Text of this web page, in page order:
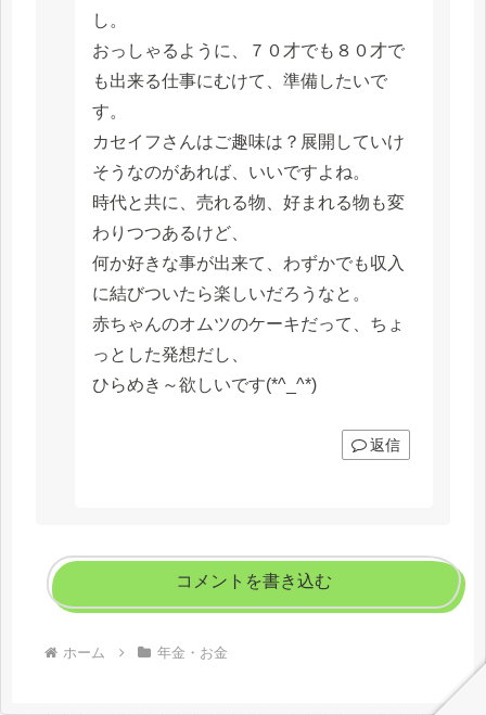
し。
おっしゃるように、７０才でも８０才で
も出来る仕事にむけて、準備したいで
す。
カセイフさんはご趣味は？展開していけ
そうなのがあれば、いいですよね。
時代と共に、売れる物、好まれる物も変
わりつつあるけど、
何か好きな事が出来て、わずかでも収入
に結びついたら楽しいだろうなと。
赤ちゃんのオムツのケーキだって、ちょ
っとした発想だし、
ひらめき～欲しいです(*^_^*)
返信
コメントを書き込む
ホーム 年金・お金